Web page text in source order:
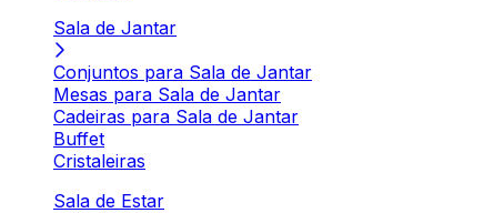
Sala de Jantar
Conjuntos para Sala de Jantar
Mesas para Sala de Jantar
Cadeiras para Sala de Jantar
Buffet
Cristaleiras
Sala de Estar